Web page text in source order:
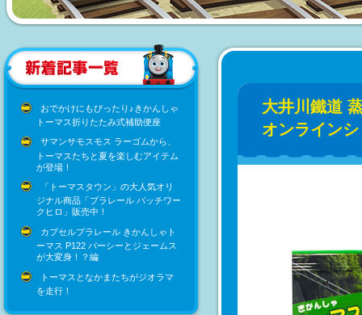
おでかけにもぴったり♪きかんしゃ
トーマス折りたたみ式補助便座
サマンサモスモス ラーゴムから、
トーマスたちと夏を楽しむアイテム
が登場！
「トーマスタウン」の大人気オリ
ジナル商品「プラレール パッチワー
クヒロ」販売中！
カプセルプラレール きかんしゃト
ーマス P122 パーシーとジェームス
が大変身！？編
トーマスとなかまたちがジオラマ
を走行！
大井川鐵道
オンライン